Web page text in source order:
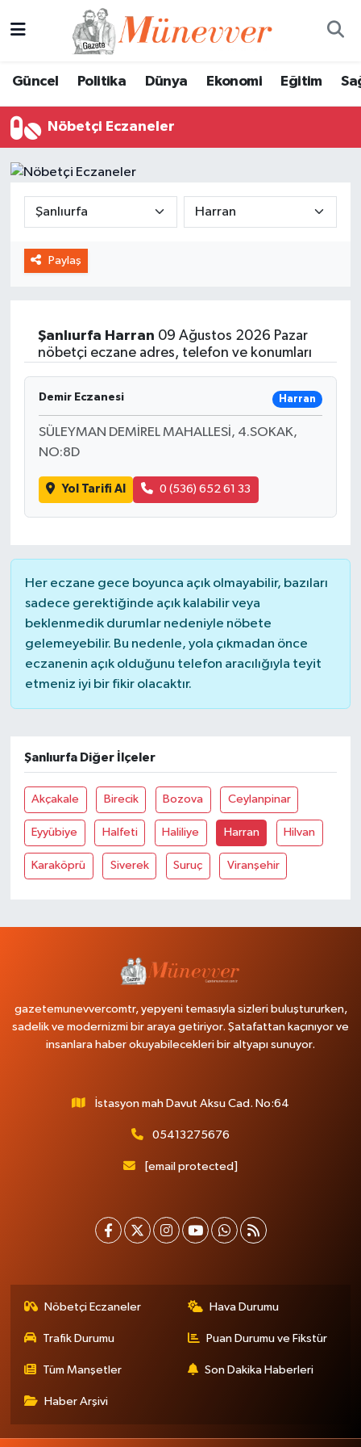
Güncel Politika Dünya Ekonomi Eğitim
Nöbetçi Eczaneler
Paylaş
Şanlıurfa Harran 09 Ağustos 2026 Pazar
nöbetçi eczane adres, telefon ve konumları
Demir Eczanesi Harran
SÜLEYMAN DEMİREL MAHALLESİ, 4.SOKAK,
NO:8D
Yol Tarifi Al 0 (536) 652 61 33
Her eczane gece boyunca açık olmayabilir, bazıları
sadece gerektiğinde açık kalabilir veya
beklenmedik durumlar nedeniyle nöbete
gelemeyebilir. Bu nedenle, yola çıkmadan önce
eczanenin açık olduğunu telefon aracılığıyla teyit
etmeniz iyi bir fikir olacaktır.
Şanlıurfa Diğer İlçeler
Akçakale Birecik Bozova Ceylanpinar
Eyyübiye Halfeti Haliliye Harran Hilvan
Karaköprü Siverek Suruç Viranşehir
gazetemunevvercomtr, yepyeni temasıyla sizleri buluştururken,
sadelik ve modernizmi bir araya getiriyor. Şatafattan kaçınıyor ve
insanlara haber okuyabilecekleri bir altyapı sunuyor.
İstasyon mah Davut Aksu Cad. No:64
05413275676
[email protected]
Nöbetçi Eczaneler Hava Durumu
Trafik Durumu Puan Durumu ve Fikstür
Tüm Manşetler Son Dakika Haberleri
Haber Arşivi
Eğitim
Sağlık
Spor
Tüm Manşetler
Son Dakika Haberleri